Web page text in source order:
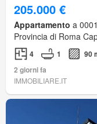
205.000 €
Appartamento a
Provincia di Roma
4 1
90
2 giorni fa
IMMOBILIARE.IT